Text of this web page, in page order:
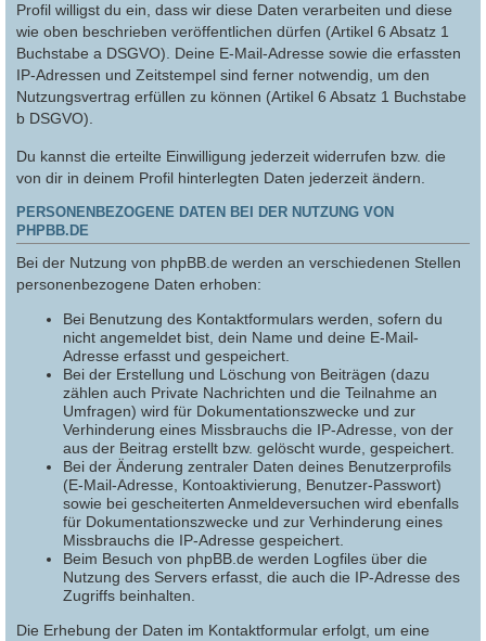
Profil willigst du ein, dass wir diese Daten verarbeiten und diese
wie oben beschrieben veröffentlichen dürfen (Artikel 6 Absatz 1
Buchstabe a DSGVO). Deine E-Mail-Adresse sowie die erfassten
IP-Adressen und Zeitstempel sind ferner notwendig, um den
Nutzungsvertrag erfüllen zu können (Artikel 6 Absatz 1 Buchstabe
b DSGVO).
Du kannst die erteilte Einwilligung jederzeit widerrufen bzw. die
von dir in deinem Profil hinterlegten Daten jederzeit ändern.
PERSONENBEZOGENE DATEN BEI DER NUTZUNG VON
PHPBB.DE
Bei der Nutzung von phpBB.de werden an verschiedenen Stellen
personenbezogene Daten erhoben:
Bei Benutzung des Kontaktformulars werden, sofern du
nicht angemeldet bist, dein Name und deine E-Mail-
Adresse erfasst und gespeichert.
Bei der Erstellung und Löschung von Beiträgen (dazu
zählen auch Private Nachrichten und die Teilnahme an
Umfragen) wird für Dokumentationszwecke und zur
Verhinderung eines Missbrauchs die IP-Adresse, von der
aus der Beitrag erstellt bzw. gelöscht wurde, gespeichert.
Bei der Änderung zentraler Daten deines Benutzerprofils
(E-Mail-Adresse, Kontoaktivierung, Benutzer-Passwort)
sowie bei gescheiterten Anmeldeversuchen wird ebenfalls
für Dokumentationszwecke und zur Verhinderung eines
Missbrauchs die IP-Adresse gespeichert.
Beim Besuch von phpBB.de werden Logfiles über die
Nutzung des Servers erfasst, die auch die IP-Adresse des
Zugriffs beinhalten.
Die Erhebung der Daten im Kontaktformular erfolgt, um eine